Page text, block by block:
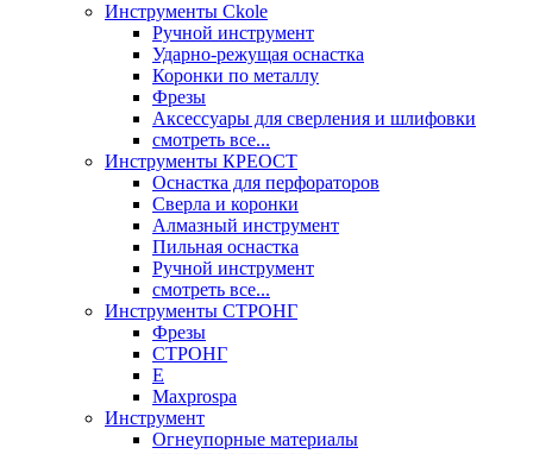
Инструменты Ckole
Ручной инструмент
Ударно‑режущая оснастка
Коронки по металлу
Фрезы
Аксессуары для сверления и шлифовки
смотреть все...
Инструменты КРЕОСТ
Оснастка для перфораторов
Сверла и коронки
Алмазный инструмент
Пильная оснастка
Ручной инструмент
смотреть все...
Инструменты СТРОНГ
Фрезы
СТРОНГ
Е
Maxprospa
Инструмент
Огнеупорные материалы